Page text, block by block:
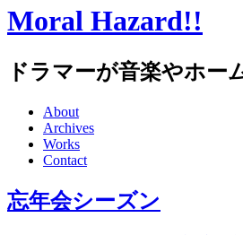
Moral Hazard!!
ドラマーが音楽やホー
About
Archives
Works
Contact
忘年会シーズン